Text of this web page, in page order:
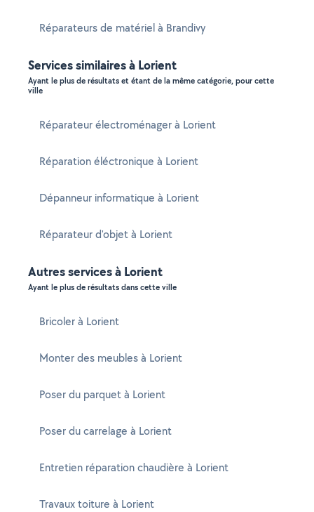
Réparateurs de matériel à Brandivy
Services similaires à Lorient
Ayant le plus de résultats et étant de la même catégorie, pour cette
ville
Réparateur électroménager à Lorient
Réparation éléctronique à Lorient
Dépanneur informatique à Lorient
Réparateur d'objet à Lorient
Autres services à Lorient
Ayant le plus de résultats dans cette ville
Bricoler à Lorient
Monter des meubles à Lorient
Poser du parquet à Lorient
Poser du carrelage à Lorient
Entretien réparation chaudière à Lorient
Travaux toiture à Lorient